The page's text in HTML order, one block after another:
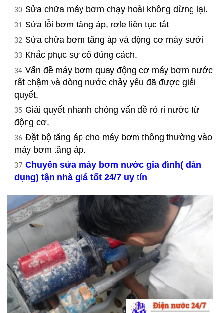
Sửa chữa máy bơm chạy hoài không dừng lại.
Sửa lỗi bơm tăng áp, rơle liên tục tắt
Sửa chữa bơm tăng áp và động cơ máy sưởi
Khắc phục sự cố đúng cách.
Vấn đề máy bơm quay động cơ máy bơm nước
rất chậm và dòng nước chảy yếu đã được giải
quyết.
Giải quyết nhanh chóng vấn đề rò rỉ nước từ
động cơ.
Đặt bộ tăng áp cho máy bơm thông thường vào
máy bơm tăng áp.
Chuyên sửa máy bơm nước gia đình( dân
dụng) tận nhà giá tốt 24/7 uy tín